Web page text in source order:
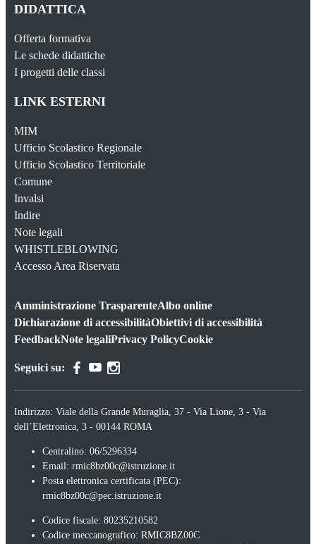
DIDATTICA
Offerta formativa
Le schede didattiche
I progetti delle classi
LINK ESTERNI
MIM
Ufficio Scolastico Regionale
Ufficio Scolastico Territoriale
Comune
Invalsi
Indire
Note legali
WHISTLEBLOWING
Accesso Area Riservata
Amministrazione TrasparenteAlbo online
Dichiarazione di accessibilitàObiettivi di accessibilità
FeedbackNote legaliPrivacy PolicyCookie
Seguici su:
Indirizzo: Viale della Grande Muraglia, 37 - Via Lione, 3 - Via
dell’Elettronica, 3 - 00144 ROMA
Centralino: 06/5296334
Email: rmic8bz00c@istruzione.it
Posta elettronica certificata (PEC):
rmic8bz00c@pec.istruzione.it
Codice fiscale: 80235210582
Codice meccanografico: RMIC8BZ00C